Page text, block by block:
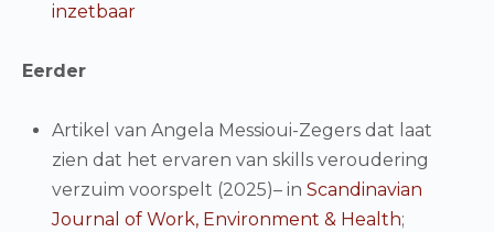
inzetbaar
Eerder
Artikel van Angela Messioui-Zegers dat laat
zien dat het ervaren van skills veroudering
verzuim voorspelt (2025)– in Scandinavian
Journal of Work, Environment & Health;